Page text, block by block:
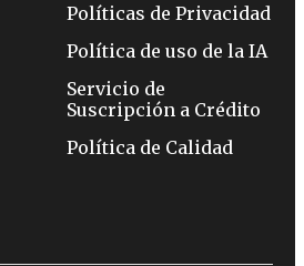
Políticas de Privacidad
Política de uso de la IA
Servicio de
Suscripción a Crédito
Política de Calidad